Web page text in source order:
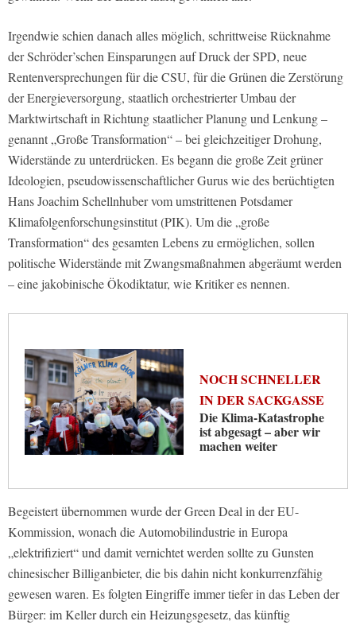
Irgendwie schien danach alles möglich, schrittweise Rücknahme
der Schröder’schen Einsparungen auf Druck der SPD, neue
Rentenversprechungen für die CSU, für die Grünen die Zerstörung
der Energieversorgung, staatlich orchestrierter Umbau der
Marktwirtschaft in Richtung staatlicher Planung und Lenkung –
genannt „Große Transformation“ – bei gleichzeitiger Drohung,
Widerstände zu unterdrücken. Es begann die große Zeit grüner
Ideologien, pseudowissenschaftlicher Gurus wie des berüchtigten
Hans Joachim Schellnhuber vom umstrittenen Potsdamer
Klimafolgenforschungsinstitut (PIK). Um die „große
Transformation“ des gesamten Lebens zu ermöglichen, sollen
politische Widerstände mit Zwangsmaßnahmen abgeräumt werden
– eine jakobinische Ökodiktatur, wie Kritiker es nennen.
NOCH SCHNELLER
IN DER SACKGASSE
Die Klima-Katastrophe
ist abgesagt – aber wir
machen weiter
Begeistert übernommen wurde der Green Deal in der EU-
Kommission, wonach die Automobilindustrie in Europa
„elektrifiziert“ und damit vernichtet werden sollte zu Gunsten
chinesischer Billiganbieter, die bis dahin nicht konkurrenzfähig
gewesen waren. Es folgten Eingriffe immer tiefer in das Leben der
Bürger: im Keller durch ein Heizungsgesetz, das künftig